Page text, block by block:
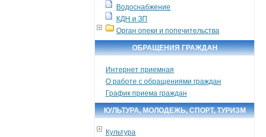
Водоснабжение
КДН и ЗП
Орган опеки и попечительства
ОБРАЩЕНИЯ ГРАЖДАН
Интернет приемная
О работе с обращениями граждан
График приема граждан
КУЛЬТУРА, МОЛОДЕЖЬ, СПОРТ, ТУРИЗМ
Культура